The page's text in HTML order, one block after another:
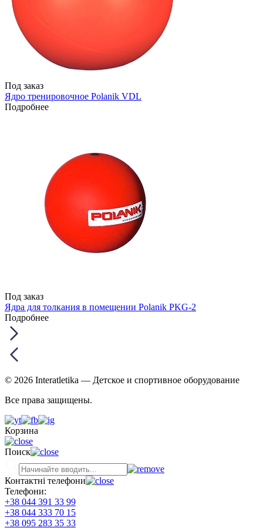
Под заказ
Ядро тренировочное Polanik VDL
Подробнее
Под заказ
Ядра для толкания в помещении Polanik PKG-2
Подробнее
© 2026 Interatletika — Детское и спортивное оборудование
Все права защищены.
Корзина
Поиск
Контактні телефони
Телефони:
+38 044 391 33 99
+38 044 333 70 15
+38 095 283 35 33